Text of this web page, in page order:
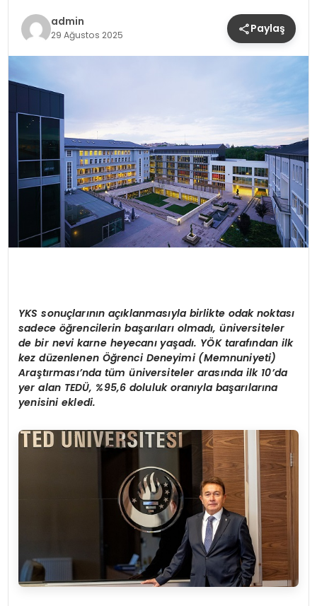
admin
29 Ağustos 2025 Paylaş
YKS sonuçlarının açıklanmasıyla birlikte odak noktası
sadece öğrencilerin başarıları olmadı, üniversiteler
de bir nevi karne heyecanı yaşadı. YÖK tarafından ilk
kez düzenlenen Öğrenci Deneyimi (Memnuniyeti)
Araştırması’nda tüm üniversiteler arasında ilk 10’da
yer alan TEDÜ, %95,6 doluluk oranıyla başarılarına
yenisini ekledi.